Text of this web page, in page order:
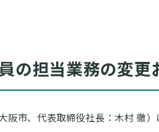
の担当業務の変更
阪市、代表取締役社長：木村 徹